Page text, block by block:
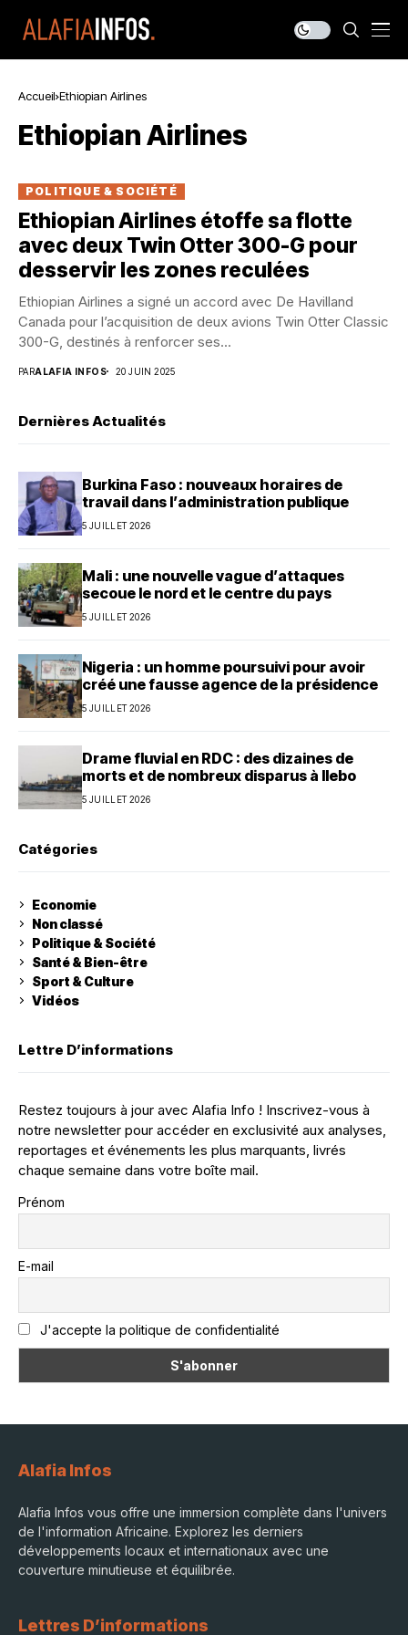
Accueil Ethiopian Airlines
Ethiopian Airlines
POLITIQUE & SOCIÉTÉ
Ethiopian Airlines étoffe sa flotte
avec deux Twin Otter 300-G pour
desservir les zones reculées
Ethiopian Airlines a signé un accord avec De Havilland
Canada pour l’acquisition de deux avions Twin Otter Classic
300-G, destinés à renforcer ses...
PARALAFIA INFOS 20 JUIN 2025
Dernières Actualités
Burkina Faso : nouveaux horaires de
travail dans l’administration publique
5 JUILLET 2026
Mali : une nouvelle vague d’attaques
secoue le nord et le centre du pays
5 JUILLET 2026
Nigeria : un homme poursuivi pour avoir
créé une fausse agence de la présidence
5 JUILLET 2026
Drame fluvial en RDC : des dizaines de
morts et de nombreux disparus à Ilebo
5 JUILLET 2026
Catégories
Economie
Non classé
Politique & Société
Santé & Bien-être
Sport & Culture
Vidéos
Lettre D’informations
Restez toujours à jour avec Alafia Info ! Inscrivez-vous à
notre newsletter pour accéder en exclusivité aux analyses,
reportages et événements les plus marquants, livrés
chaque semaine dans votre boîte mail.
Prénom
E-mail
J'accepte la politique de confidentialité
Alafia Infos
Alafia Infos vous offre une immersion complète dans l'univers
de l'information Africaine. Explorez les derniers
développements locaux et internationaux avec une
couverture minutieuse et équilibrée.
Lettres D’informations